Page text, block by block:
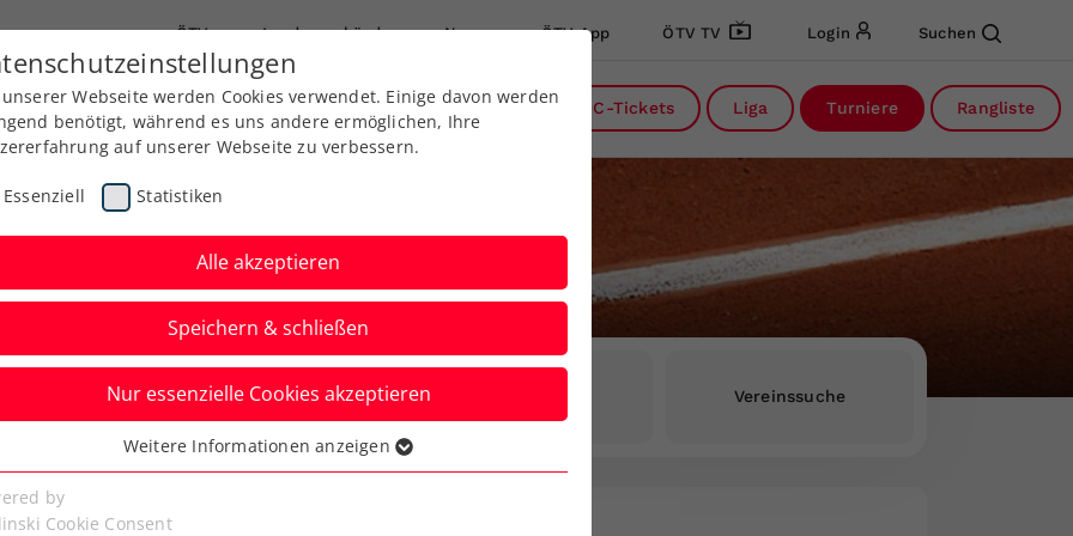
ÖTV Landesverbände News ÖTV App ÖTV TV Login Suchen
Ausbildung Services Über uns Kreise DC-Tickets Liga Turniere Rangliste
Rangliste Vereinssuche
Webseite werden Cookies verwendet. Einige davon werden
benötigt, während es uns andere ermöglichen, Ihre
auf unserer Webseite zu verbessern.
Essenziell Statistiken
Alle akzeptieren
Speichern & schließen
Nur essenzielle Cookies akzeptieren
Cookies werden für grundlegende Funktionen der
benötigt. Dadurch ist gewährleistet, dass die Webseite
Weitere Informationen anzeigen
by
Cookie Consent